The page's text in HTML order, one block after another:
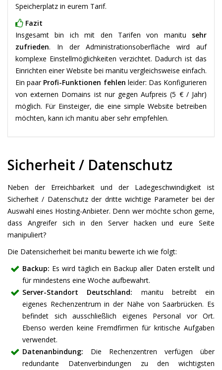
Speicherplatz in eurem Tarif.
Fazit
Insgesamt bin ich mit den Tarifen von manitu sehr
zufrieden. In der Administrationsoberfläche wird auf
komplexe Einstellmöglichkeiten verzichtet. Dadurch ist das
Einrichten einer Website bei manitu vergleichsweise einfach.
Ein paar Profi-Funktionen fehlen leider: Das Konfigurieren
von externen Domains ist nur gegen Aufpreis (5 € / Jahr)
möglich. Für Einsteiger, die eine simple Website betreiben
möchten, kann ich manitu aber sehr empfehlen.
Sicherheit / Datenschutz
Neben der Erreichbarkeit und der Ladegeschwindigkeit ist
Sicherheit / Datenschutz der dritte wichtige Parameter bei der
Auswahl eines Hosting-Anbieter. Denn wer möchte schon gerne,
dass Angreifer sich in den Server hacken und eure Seite
manipuliert?
Die Datensicherheit bei manitu bewerte ich wie folgt:
Backup: Es wird täglich ein Backup aller Daten erstellt und
für mindestens eine Woche aufbewahrt.
Server-Standort Deutschland: manitu betreibt ein
eigenes Rechenzentrum in der Nähe von Saarbrücken. Es
befindet sich ausschließlich eigenes Personal vor Ort.
Ebenso werden keine Fremdfirmen für kritische Aufgaben
verwendet.
Datenanbindung: Die Rechenzentren verfügen über
redundante Datenverbindungen zu den wichtigsten